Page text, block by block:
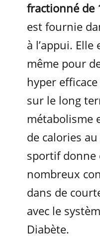
fractionné de
est fournie
à l’appui.
même pour
hyper
sur le long
métabolisme
de calories
sportif donne
nombreux
dans de
avec le
Diabète.